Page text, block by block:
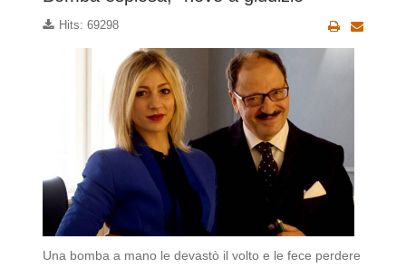
Hits: 69298
Una bomba a mano le devastò il volto e le fece perdere